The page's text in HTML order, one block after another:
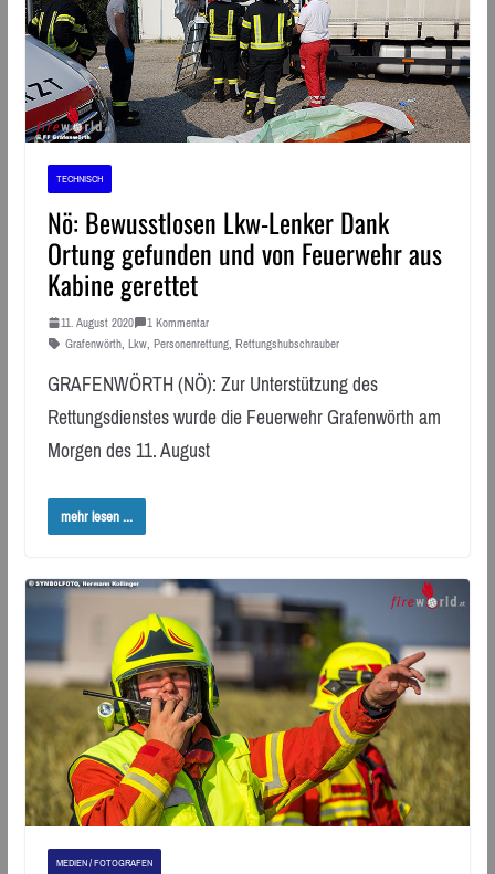
TECHNISCH
Nö: Bewusstlosen Lkw-Lenker Dank
Ortung gefunden und von Feuerwehr aus
Kabine gerettet
11. August 2020
1 Kommentar
Grafenwörth, Lkw, Personenrettung, Rettungshubschrauber
GRAFENWÖRTH (NÖ): Zur Unterstützung des
Rettungsdienstes wurde die Feuerwehr Grafenwörth am
Morgen des 11. August
mehr lesen ...
MEDIEN / FOTOGRAFEN